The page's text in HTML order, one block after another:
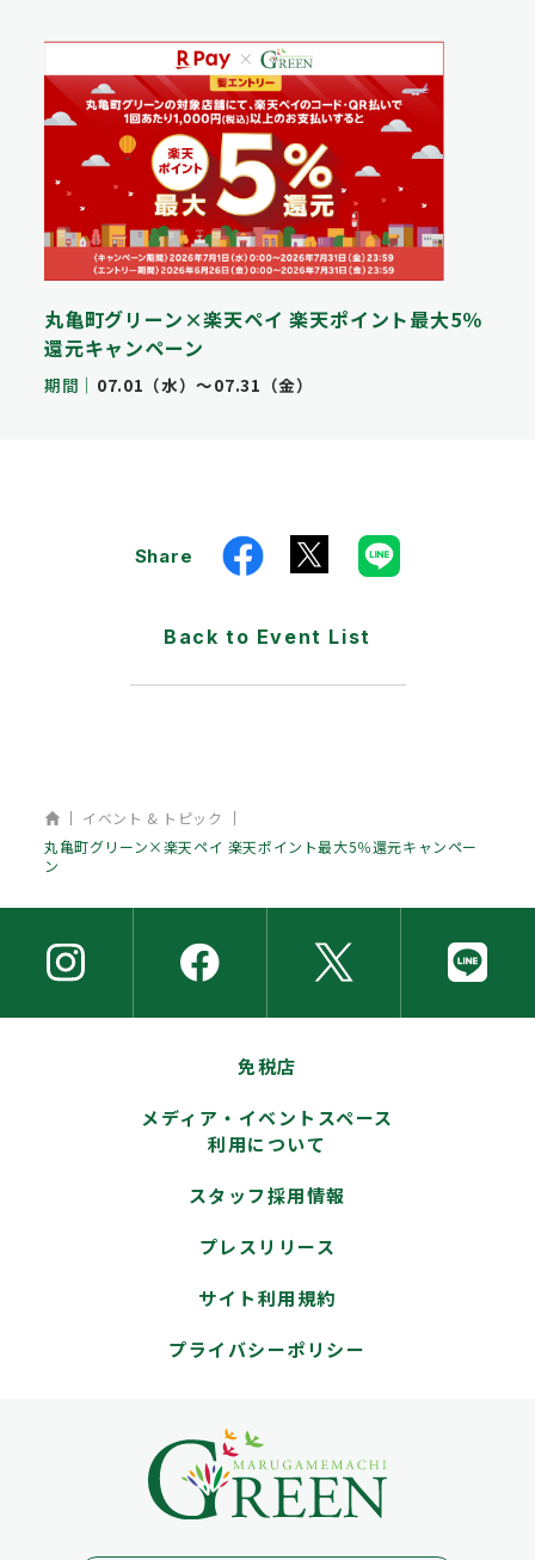
丸亀町グリーン×楽天ペイ 楽天ポイント最大5％
還元キャンペーン
期間 07.01（水）〜07.31（金）
Share
Back to Event List
ホーム
イベント & トピック
丸亀町グリーン×楽天ペイ 楽天ポイント最大5％還元キャンペー
ン
免税店
メディア・イベントスペース
利用について
スタッフ採用情報
プレスリリース
サイト利用規約
プライバシーポリシー